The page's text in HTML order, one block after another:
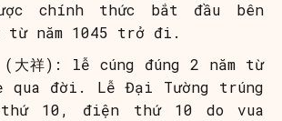
chính thức bắt đầu bên
từ năm 1045 trở đi.
(大祥): lễ cúng đúng 2 năm từ
qua đời. Lễ Đại Tường trúng
10, điện thứ 10 do vua